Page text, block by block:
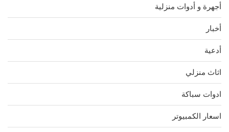
أجهرة و أدوات منزلية
أخبار
أدعية
اثاث منزلي
ادوات سباكة
اسعار الكمبيوتر